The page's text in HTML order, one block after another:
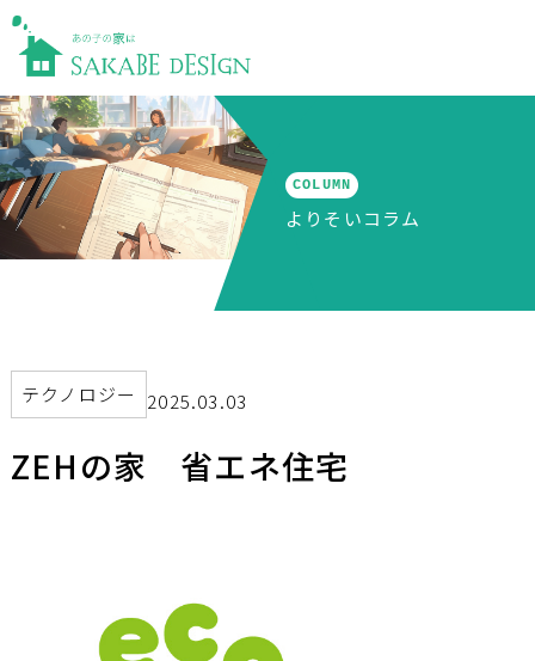
COLUMN
よりそいコラム
テクノロジー 2025.03.03
ZEHの家 省エネ住宅